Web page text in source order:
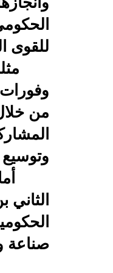
للقوى
من
أما
صناعة